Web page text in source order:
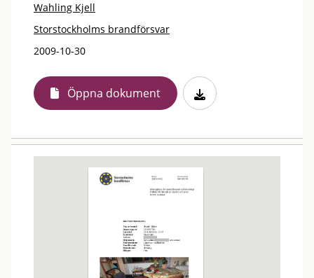
Wahling Kjell
Storstockholms brandförsvar
2009-10-30
Öppna dokument